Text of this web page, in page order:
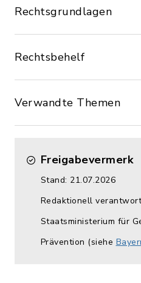
Rechtsgrundlagen
Rechtsbehelf
Verwandte Themen
Freigabevermerk
Stand: 21.07.2026
Redaktionell
Staatsministerium für
Prävention (siehe